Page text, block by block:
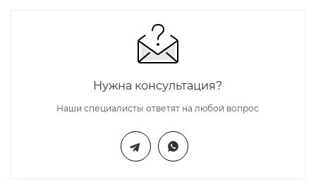
Нужна консультация?
Наши специалисты ответят на любой вопрос